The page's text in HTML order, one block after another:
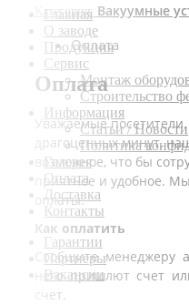
Главная
О заводе
Продукция
Сервис
Монтаж
Строительство
Информация
Статьи / Новости
Политика
Галерея
Оплата
Доставка
Контакты
Гарантии
Партнеры
Вакансии
Категория: Вакуумные
Оплата
Оплата
Уважаемые
драгоценных минут,
возможное, что бы
приятное и удобное.
оплаты.
Как оплатить
Сообщите
него пришлют счет
счет.